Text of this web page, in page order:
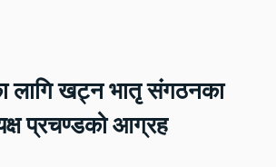
लागि खट्न भातृ संगठनका
प्रचण्डको आग्रह